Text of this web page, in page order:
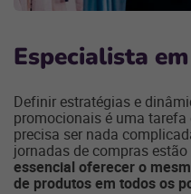
Especialista
Definir estratégias e
promocionais é uma
precisa ser nada
jornadas de compras
essencial oferecer o
de produtos em todos os